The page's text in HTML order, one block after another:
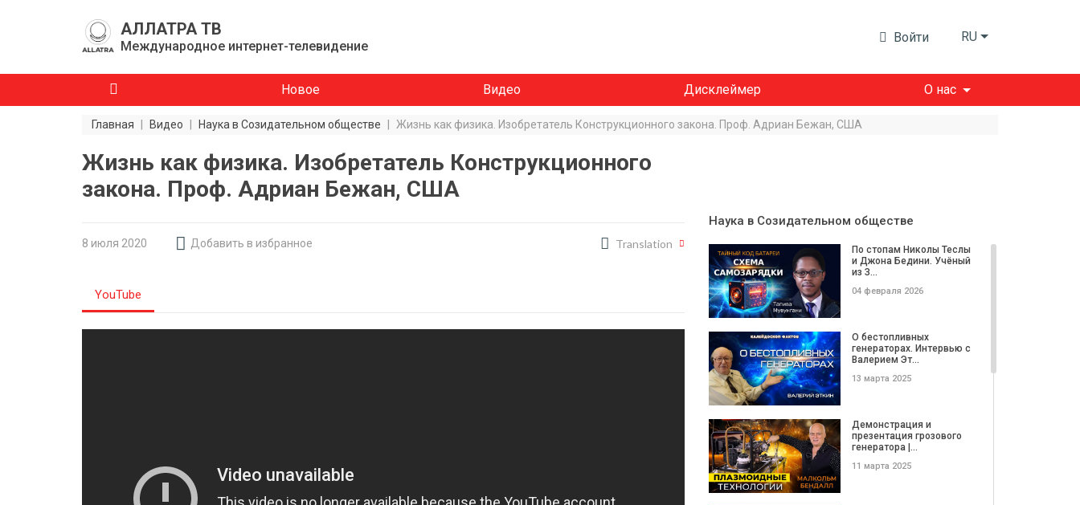
АЛЛАТРА ТВ
Международное интернет-телевидение
Войти RU
Новое Видео Дисклеймер О нас
Главная Видео Наука в Созидательном обществе Жизнь как физика. Изобретатель Конструкционного закона. Проф. Адриан Бежан, США
Жизнь как физика. Изобретатель Конструкционного
закона. Проф. Адриан Бежан, США
8 июля 2020 Добавить в избранное Translation
YouTube
Наука в Созидательном обществе
По стопам Николы Теслы
и Джона Бедини. Учёный
из З...
04 февраля 2026
О бестопливных
генераторах. Интервью с
Валерием Эт...
13 марта 2025
Демонстрация и
презентация грозового
генератора |...
11 марта 2025